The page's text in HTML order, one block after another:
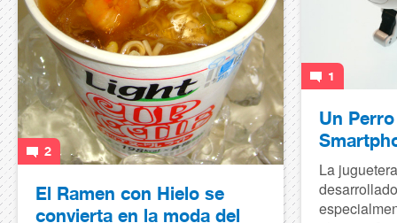
2
El Ramen con Hielo se
convierta en la moda del
1
Un
La